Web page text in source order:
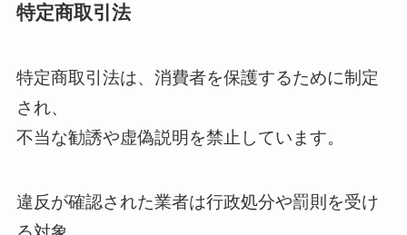
特定商取引法
特定商取引法は、消費者を保護するために制定
され、
不当な勧誘や虚偽説明を禁止しています。
違反が確認された業者は行政処分や罰則を受け